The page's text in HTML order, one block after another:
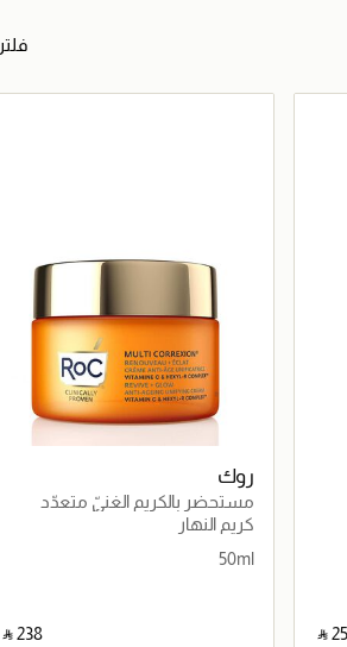
فلتر
⃁
روك
مستحضر بالكريم الغنيّ متعدّد
الإصلاح يُجدّد ويمنح التألّق 50 مل
كريم النهار
50ml
‎ ⃁ ⁦238⁩ ‎